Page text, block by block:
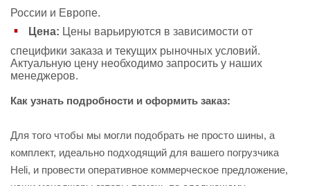
России и Европе.
Цена: Цены варьируются в зависимости от
специфики заказа и текущих рыночных условий.
Актуальную цену необходимо запросить у наших
менеджеров.
Как узнать подробности и оформить заказ:
Для того чтобы мы могли подобрать не просто шины, а
комплект, идеально подходящий для вашего погрузчика
Heli, и провести оперативное коммерческое предложение,